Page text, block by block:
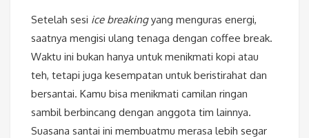
Setelah sesi ice breakingyang menguras energi,
saatnya mengisi ulang tenaga dengan coffee break.
Waktu ini bukan hanya untuk menikmati kopi atau
teh, tetapi juga kesempatan untuk beristirahat dan
bersantai. Kamu bisa menikmati camilan ringan
sambil berbincang dengan anggota tim lainnya.
Suasana santai ini membuatmu merasa lebih segar